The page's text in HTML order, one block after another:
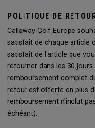
POLITIQUE DE
Callaway Golf Europe
satisfait de chaque article
satisfait de l'article que
retourner dans les 30
remboursement complet
retour est offerte en plus
remboursement n'inclut
échéant).